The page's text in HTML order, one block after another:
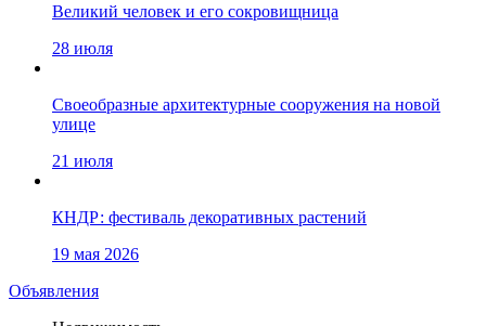
Великий человек и его сокровищница
28 июля
Своеобразные архитектурные сооружения на новой
улице
21 июля
КНДР: фестиваль декоративных растений
19 мая 2026
Объявления